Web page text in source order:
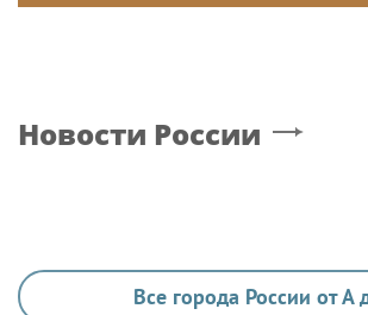
Новости России
Все города России от А